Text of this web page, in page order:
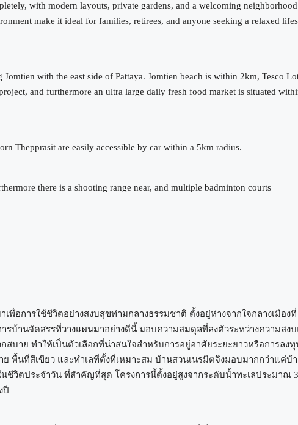
with modern layouts, private gardens, and a welcoming neighborhood
make it ideal for families, retirees, and anyone seeking a relaxed
with the east side of Pattaya. Jomtien beach is within 2km, Tesco
and furthermore an ultra large daily fresh food market is situated
Thepprasit are easily accessible by car within a 5km radius.
there is a shooting range near, and multiple badminton courts
อการใช้ชีวิตอย่างสงบสุขท่ามกลางธรรมชาติ ตั้งอยู่ห่างจากใจกลางเมืองที่
รบ้านจัดสรรที่วางแผนมาอย่างดีนี้ มอบความสมดุลที่ลงตัวระหว่างความสง
บาย ทำให้เป็นตัวเลือกที่น่าสนใจสำหรับการอยู่อาศัยระยะยาวหรือการลงทุ
พื้นที่สีเขียว และทำเลที่ตั้งที่เหมาะสม บ้านสวนเนรมิตจึงมอบมากกว่าแค่บ้
วิตประจำวัน ที่สำคัญที่สุด โครงการนี้ตั้งอยู่สูงจากระดับน้ำทะเลประมาณ
ปี